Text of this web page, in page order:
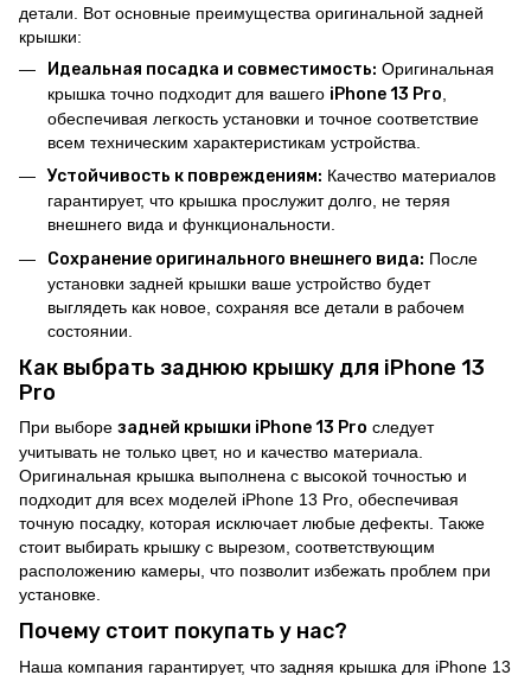
детали. Вот основные преимущества оригинальной задней
крышки:
Идеальная посадка и совместимость: Оригинальная
крышка точно подходит для вашего iPhone 13 Pro
обеспечивая легкость установки и точное соответствие
всем техническим характеристикам устройства.
Устойчивость к повреждениям: Качество материалов
гарантирует, что крышка прослужит долго, не теряя
внешнего вида и функциональности.
Сохранение оригинального внешнего вида: После
установки задней крышки ваше устройство будет
выглядеть как новое, сохраняя все детали в рабочем
состоянии.
Как выбрать заднюю крышку для iPhone 13
Pro
При выборе задней крышки iPhone 13 Pro следует
учитывать не только цвет, но и качество материала.
Оригинальная крышка выполнена с высокой точностью и
подходит для всех моделей iPhone 13 Pro, обеспечивая
точную посадку, которая исключает любые дефекты. Также
стоит выбирать крышку с вырезом, соответствующим
расположению камеры, что позволит избежать проблем при
установке.
Почему стоит покупать у нас?
Наша компания гарантирует, что задняя крышка для iPhone 13